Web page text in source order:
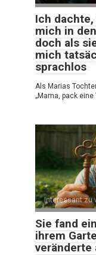
Ich
mich in
doch als
mich
sprachlos
Als Marias
„Mama, pack
Interessant zu
Sie fand
ihrem
veränderte